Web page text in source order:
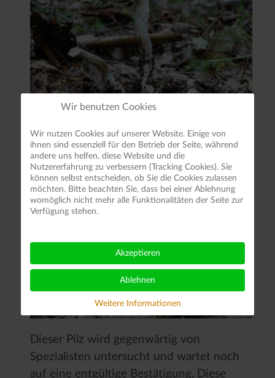
Dieser Pilz wird gegenwärtig von
Spezialisten untersucht und wartet noch
auf eine entgültige Bestätigung. Diese
Wir benutzen Cookies
Wir nutzen Cookies auf unserer Website. Einige von
ihnen sind essenziell für den Betrieb der Seite, während
andere uns helfen, diese Website und die
Nutzererfahrung zu verbessern (Tracking Cookies). Sie
können selbst entscheiden, ob Sie die Cookies zulassen
möchten. Bitte beachten Sie, dass bei einer Ablehnung
womöglich nicht mehr alle Funktionalitäten der Seite zur
Verfügung stehen.
Akzeptieren
Ablehnen
Weitere Informationen